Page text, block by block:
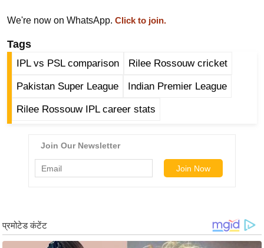
र्ल्ड
ज
ब्री
नो
बॉ
ली
We're now on WhatsApp. Click to join.
Tags
IPL vs PSL comparison Rilee Rossouw cricket
Pakistan Super League Indian Premier League
Rilee Rossouw IPL career stats